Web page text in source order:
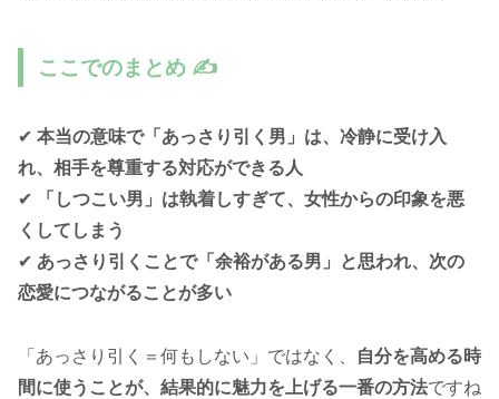
ここでのまとめ ✍️
✔ 本当の意味で「あっさり引く男」は、冷静に受け入
れ、相手を尊重する対応ができる人
✔
「しつこい男」は執着しすぎて、女性からの印象を悪
くしてしまう
✔ あっさり引くことで「余裕がある男」と思われ、次の
恋愛につながることが多い
「あっさり引く＝何もしない」ではなく、
自分を高める時
間に使うことが、結果的に魅力を上げる一番の方法ですね